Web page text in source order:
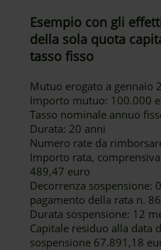
Esempio con gli
della sola quota
tasso fisso
Mutuo erogato a gennaio
Importo mutuo: 100.000
Tasso nominale annuo
Durata: 20 anni
Numero rate da
Importo rata,
489,47 euro
Decorrenza sospensione:
pagamento della rata n. 86
Durata sospensione: 12
Capitale residuo alla data
sospensione 67.891,18